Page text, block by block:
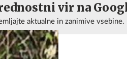
vir na
aktualne in zanimive vsebine.